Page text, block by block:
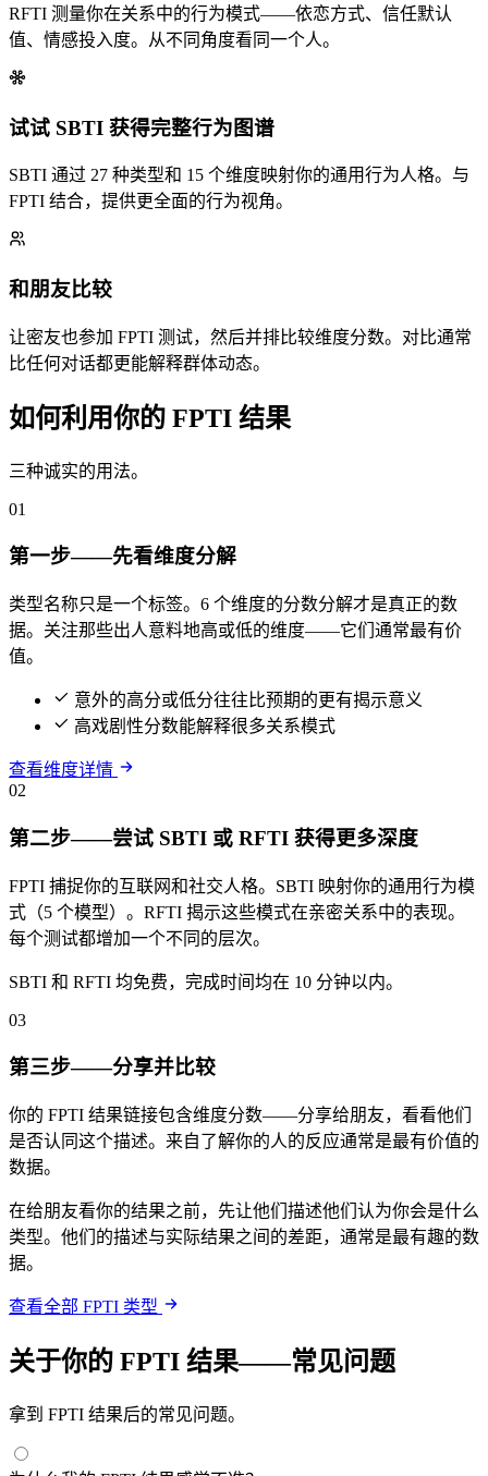
RFTI 测量你在关系中的行为模式——依恋方式、信任默认
值、情感投入度。从不同角度看同一个人。
试试 SBTI 获得完整行为图谱
SBTI 通过 27 种类型和 15 个维度映射你的通用行为人格。与
FPTI 结合，提供更全面的行为视角。
和朋友比较
让密友也参加 FPTI 测试，然后并排比较维度分数。对比通常
比任何对话都更能解释群体动态。
如何利用你的 FPTI 结果
三种诚实的用法。
01
第一步——先看维度分解
类型名称只是一个标签。6 个维度的分数分解才是真正的数
据。关注那些出人意料地高或低的维度——它们通常最有价
值。
意外的高分或低分往往比预期的更有揭示意义
高戏剧性分数能解释很多关系模式
查看维度详情
02
第二步——尝试 SBTI 或 RFTI 获得更多深度
FPTI 捕捉你的互联网和社交人格。SBTI 映射你的通用行为模
式（5 个模型）。RFTI 揭示这些模式在亲密关系中的表现。
每个测试都增加一个不同的层次。
SBTI 和 RFTI 均免费，完成时间均在 10 分钟以内。
03
第三步——分享并比较
你的 FPTI 结果链接包含维度分数——分享给朋友，看看他们
是否认同这个描述。来自了解你的人的反应通常是最有价值的
数据。
在给朋友看你的结果之前，先让他们描述他们认为你会是什么
类型。他们的描述与实际结果之间的差距，通常是最有趣的数
据。
查看全部 FPTI 类型
关于你的 FPTI 结果——常见问题
拿到 FPTI 结果后的常见问题。